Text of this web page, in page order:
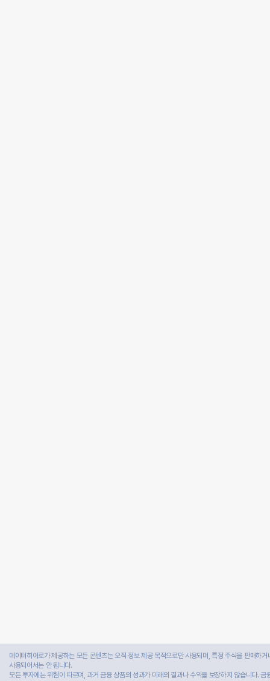
데이터히어로가 제공하는 모든 콘텐츠는 오직 정보 제공 목적으로만 사용되며, 특정 주식을 판매하
사용되어서는 안 됩니다.
모든 투자에는 위험이 따르며, 과거 금융 상품의 성과가 미래의 결과나 수익을 보장하지 않습니다.